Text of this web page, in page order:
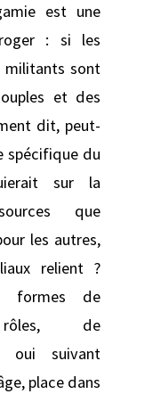
est une
: si les
militants sont
et des
dit, peut-
spécifique du
sur la
que
les autres,
relient ?
formes de
de
oui suivant
place dans